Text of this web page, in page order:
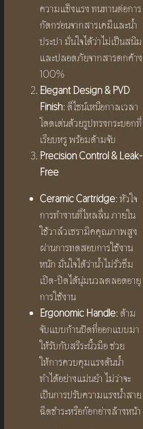
ความแข็งแรง ทนทานต่อการ
กัดกร่อนจากสารเคมีและน้ำ
ประปา มั่นใจได้ว่าไม่เป็นสนิม
และปลอดภัยจากสารตกค้าง
100%
Elegant Design & PVD
Finish: ดีไซน์เหนือกาลเวลา
โดดเด่นด้วยรูปทรงกระบอกที่
เรียบหรู พร้อมด้ามจับ
Precision Control & Leak-
Free
Ceramic Cartridge: หัวใจ
การทำงานที่ไหลลื่น ภายใน
ใช้วาล์วเซรามิคคุณภาพสูง
ผ่านการทดสอบการใช้งาน
หนัก มั่นใจได้ว่าน้ำไม่รั่วซึม
เปิด-ปิดได้นุ่มนวลตลอดอายุ
การใช้งาน
Ergonomic Handle: ด้าม
จับแบบก้านปัดที่ออกแบบมา
ให้รับกับสรีระนิ้วมือ ช่วย
ให้การควบคุมแรงดันน้ำ
ทำได้อย่างแม่นยำ ไม่ว่าจะ
เป็นการปรับความแรงน้ำสาย
ฉีดชำระหรือก๊อกอ่างล้างหน้า